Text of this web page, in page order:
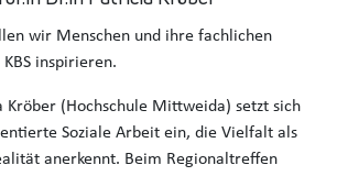
wir Menschen und ihre fachlichen
inspirieren.
Kröber (Hochschule Mittweida) setzt sich
Soziale Arbeit ein, die Vielfalt als
anerkennt. Beim Regionaltreffen